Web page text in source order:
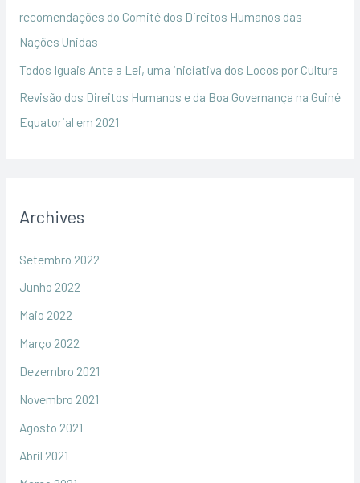
recomendações do Comité dos Direitos Humanos das
Nações Unidas
Todos Iguais Ante a Lei, uma iniciativa dos Locos por Cultura
Revisão dos Direitos Humanos e da Boa Governança na Guiné
Equatorial em 2021
Archives
Setembro 2022
Junho 2022
Maio 2022
Março 2022
Dezembro 2021
Novembro 2021
Agosto 2021
Abril 2021